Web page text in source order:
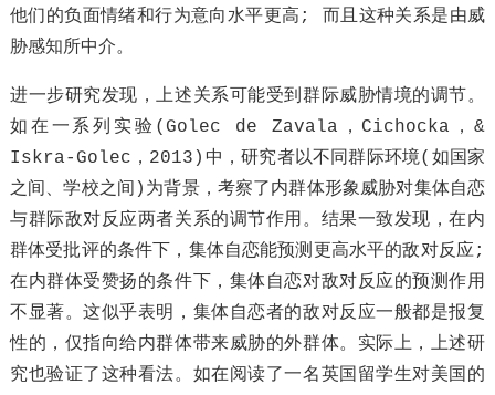
他们的负面情绪和行为意向水平更高; 而且这种关系是由威
胁感知所中介。
进一步研究发现，上述关系可能受到群际威胁情境的调节。
如在一系列实验(Golec de Zavala，Cichocka，&
Iskra-Golec，2013)中，研究者以不同群际环境(如国家
之间、学校之间)为背景，考察了内群体形象威胁对集体自恋
与群际敌对反应两者关系的调节作用。结果一致发现，在内
群体受批评的条件下，集体自恋能预测更高水平的敌对反应;
在内群体受赞扬的条件下，集体自恋对敌对反应的预测作用
不显著。这似乎表明，集体自恋者的敌对反应一般都是报复
性的，仅指向给内群体带来威胁的外群体。实际上，上述研
究也验证了这种看法。如在阅读了一名英国留学生对美国的